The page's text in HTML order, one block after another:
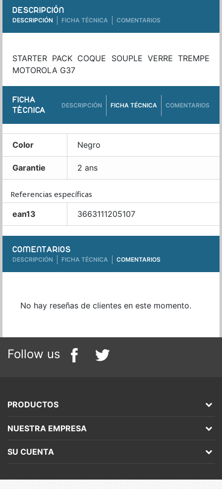
DESCRIPCIÓN
DESCRIPCIÓN FICHA TÉCNICA COMENTARIOS
STARTER PACK COQUE SOUPLE VERRE TREMPE
MOTOROLA G37
FICHA
TÉCNICA
DESCRIPCIÓN FICHA TÉCNICA COMENTARIOS
Color Negro
Garantie 2 ans
Referencias específicas
ean13
3663111205107
COMENTARIOS
DESCRIPCIÓN FICHA TÉCNICA COMENTARIOS
No hay reseñas de clientes en este momento.
Follow us
PRODUCTOS
NUESTRA EMPRESA
SU CUENTA